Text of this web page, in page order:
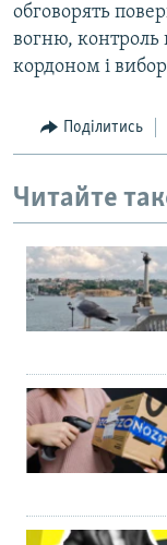
обговорять
вогню, контроль
кордоном і
Поділитись
Читайте